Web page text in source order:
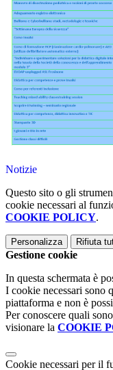
Notizie
Questo sito o gli
cookie necessari al
COOKIE POLICY.
Personalizza Rifiuta
Gestione cookie
In questa schermata è
I cookie necessari sono
piattaforma e non è
Per conoscere quali
visionare la COOKIE
Cookie necessari per il